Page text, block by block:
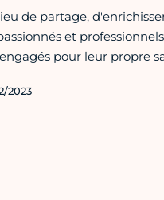
de partage,
et
pour leur propre
2023